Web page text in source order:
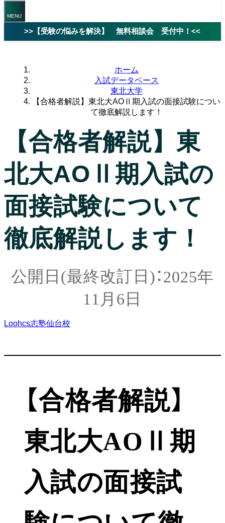
>>【受験の悩みを解決】 無料相談会 受付中！<<
ホーム
入試データベース
東北大学
【合格者解説】東北大AOⅡ期入試の面接試験につい
て徹底解説します！
【合格者解説】東
北大AOⅡ期入試の
面接試験について
徹底解説します！
2025年
11月6日
Loohcs志塾仙台校
【合格者解説】
東北大AOⅡ期
入試の面接試